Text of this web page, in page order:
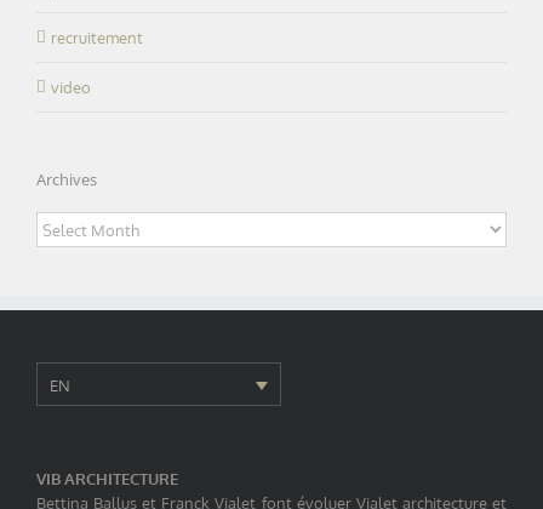
recruitement
video
Archives
Archives
EN
VIB ARCHITECTURE
Bettina Ballus et Franck Vialet font évoluer Vialet architecture et